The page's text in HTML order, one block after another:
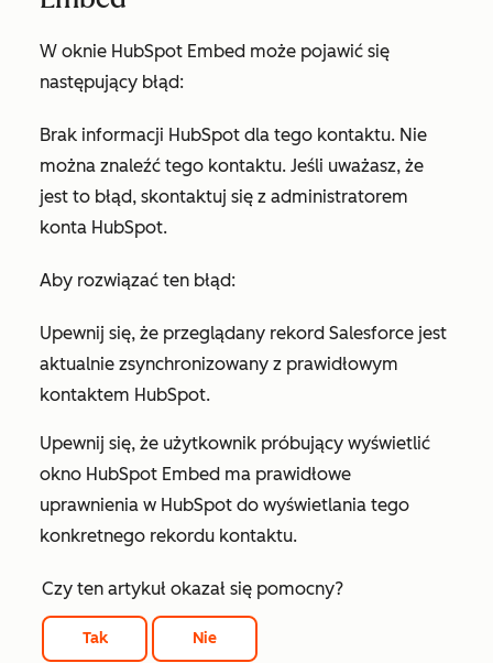
W oknie HubSpot Embed może pojawić się
następujący błąd:
Brak informacji HubSpot dla tego kontaktu. Nie
można znaleźć tego kontaktu. Jeśli uważasz, że
jest to błąd, skontaktuj się z administratorem
konta HubSpot.
Aby rozwiązać ten błąd:
Upewnij się, że przeglądany rekord Salesforce jest
aktualnie zsynchronizowany z prawidłowym
kontaktem HubSpot.
Upewnij się, że użytkownik próbujący wyświetlić
okno HubSpot Embed ma prawidłowe
uprawnienia w HubSpot do wyświetlania tego
konkretnego rekordu kontaktu.
Czy ten artykuł okazał się pomocny?
Tak Nie